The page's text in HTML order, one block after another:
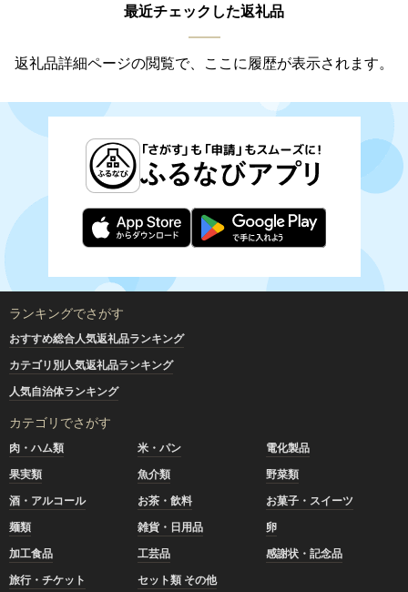
最近チェックした返礼品
返礼品詳細ページの閲覧で、ここに履歴が表示されます。
ランキングでさがす
おすすめ総合人気返礼品ランキング
カテゴリ別人気返礼品ランキング
人気自治体ランキング
カテゴリでさがす
肉・ハム類 米・パン
電化製品
果実類
魚介類
野菜類
酒・アルコール
お茶・飲料
お菓子・スイーツ
麺類
雑貨・日用品
卵
加工食品
工芸品
感謝状・記念品
旅行・チケット
セット類 その他